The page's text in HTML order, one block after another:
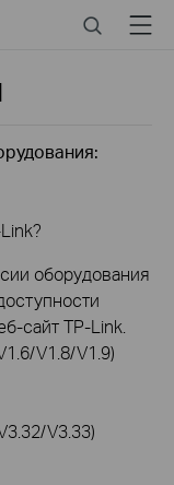
SearchMenu
оборудования
сайт TP-Link.
V1.8/V1.9)
V3.33)